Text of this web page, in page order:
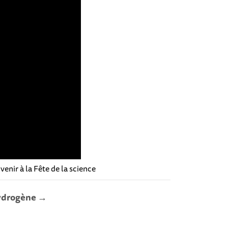
à la Fête de la science
→